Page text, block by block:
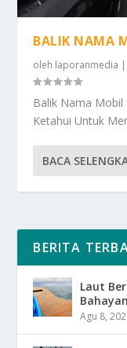
BALIK NAMA
oleh laporanmedia |
Balik Nama Mobil
Ketahui Untuk
BACA
BERITA
Laut
Agu 8,